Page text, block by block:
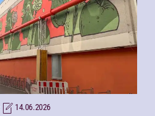
14.06.2026